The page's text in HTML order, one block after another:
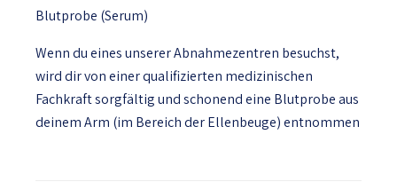
Blutprobe (Serum)
Wenn du eines unserer Abnahmezentren besuchst,
wird dir von einer qualifizierten medizinischen
Fachkraft sorgfältig und schonend eine Blutprobe aus
deinem Arm (im Bereich der Ellenbeuge) entnommen